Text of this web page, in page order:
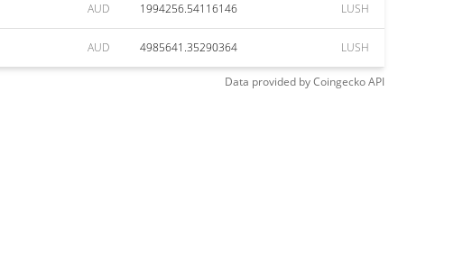
AUD 1994256.54116146 LUSH
AUD 4985641.35290364 LUSH
Data provided byCoingeckoAPI